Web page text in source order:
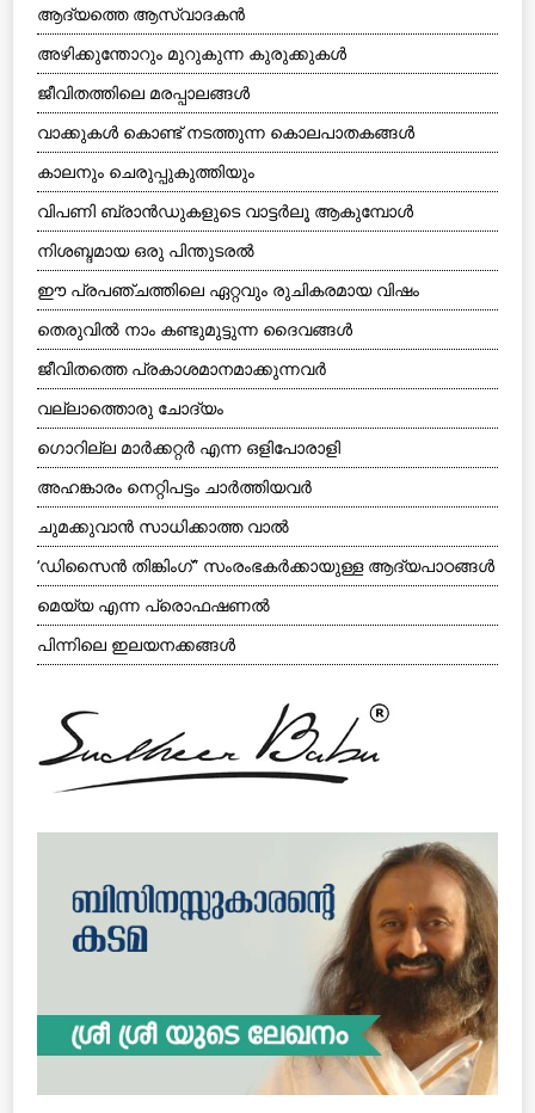
ആദ്യത്തെ ആസ്വാദകന്‍
അഴിക്കുന്തോറും മുറുകുന്ന കുരുക്കുകള്‍
ജീവിതത്തിലെ മരപ്പാലങ്ങള്‍
വാക്കുകള്‍ കൊണ്ട് നടത്തുന്ന കൊലപാതകങ്ങള്‍
കാലനും ചെരുപ്പുകുത്തിയും
വിപണി ബ്രാന്‍ഡുകളുടെ വാട്ടര്‍ലൂ ആകുമ്പോള്‍
നിശബ്ദമായ ഒരു പിന്തുടരല്‍
ഈ പ്രപഞ്ചത്തിലെ ഏറ്റവും രുചികരമായ വിഷം
തെരുവില്‍ നാം കണ്ടുമുട്ടുന്ന ദൈവങ്ങള്‍
ജീവിതത്തെ പ്രകാശമാനമാക്കുന്നവര്‍
വല്ലാത്തൊരു ചോദ്യം
ഗൊറില്ല മാര്‍ക്കറ്റര്‍ എന്ന ഒളിപോരാളി
അഹങ്കാരം നെറ്റിപട്ടം ചാര്‍ത്തിയവര്‍
ചുമക്കുവാന്‍ സാധിക്കാത്ത വാല്‍
‘ഡിസൈന്‍ തിങ്കിംഗ്” സംരംഭകര്‍ക്കായുള്ള ആദ്യപാഠങ്ങള്‍
മെയ്യ എന്ന പ്രൊഫഷണല്‍
പിന്നിലെ ഇലയനക്കങ്ങള്‍